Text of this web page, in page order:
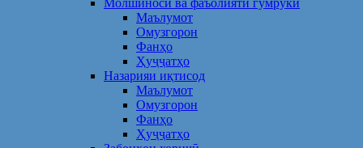
Молшиносӣ ва фаъолияти гумрукӣ
Маълумот
Омузгорон
Фанҳо
Ҳуҷҷатҳо
Назарияи иқтисод
Маълумот
Омузгорон
Фанҳо
Ҳуҷҷатҳо